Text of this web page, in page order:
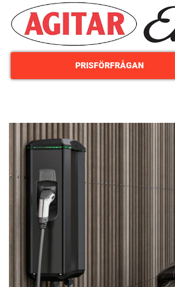
PRISFÖRFRÅGAN